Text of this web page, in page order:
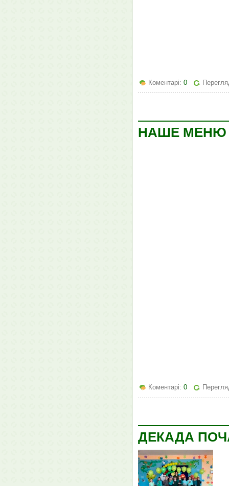
Коментарі: 0
НАШЕ МЕНЮ
Коментарі: 0
ДЕКАДА